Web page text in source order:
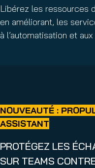
Libérez les ressources
en améliorant, les
à l’automatisation et
NOUVEAUTÉ :
ASSISTANT
PROTÉGEZ LES
SUR TEAMS